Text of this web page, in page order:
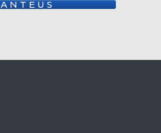
A N T E U S